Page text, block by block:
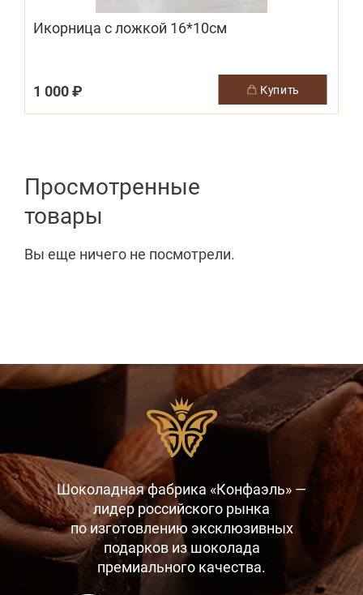
Икорница с ложкой 16*10см
1 000 ₽ купить
Просмотренные
товары
Вы еще ничего не посмотрели.
Шоколадная фабрика «Конфаэль» —
лидер российского рынка
по изготовлению эксклюзивных
подарков из шоколада
премиального качества.